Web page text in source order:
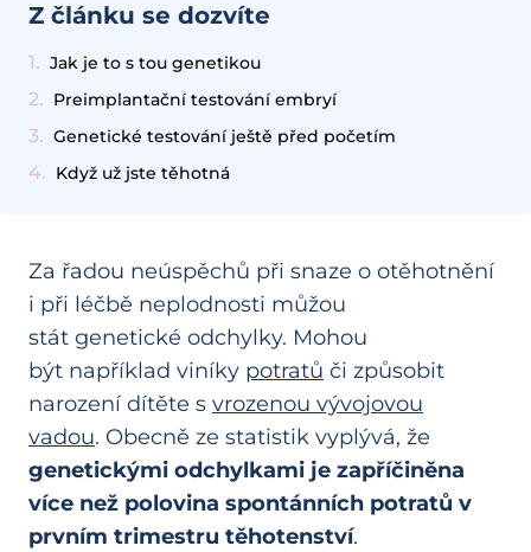
Z článku se dozvíte
Jak je to s tou genetikou
Preimplantační testování embryí
Genetické testování ještě před početím
Když už jste těhotná
Za řadou neúspěchů při snaze o otěhotnění
i při léčbě neplodnosti můžou
stát genetické odchylky. Mohou
být například viníky potratů či způsobit
narození dítěte s vrozenou vývojovou
vadou. Obecně ze statistik vyplývá, že
genetickými odchylkami je zapříčiněna
více než polovina spontánních potratů v
prvním trimestru těhotenství.